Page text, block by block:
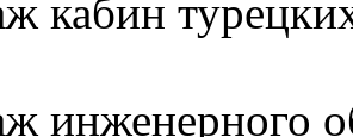
кабин
инженерного